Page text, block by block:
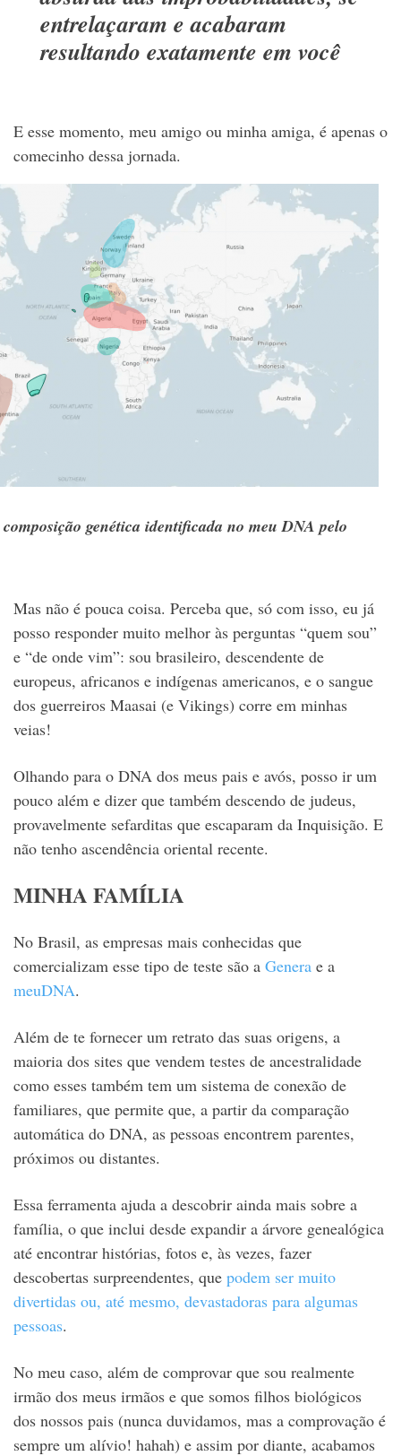
entrelaçaram e acabaram
resultando exatamente em você
E esse momento, meu amigo ou minha amiga, é apenas o
comecinho dessa jornada.
genética identificada no meu DNA pelo
Mas não é pouca coisa. Perceba que, só com isso, eu já
posso responder muito melhor às perguntas “quem sou”
e “de onde vim”: sou brasileiro, descendente de
europeus, africanos e indígenas americanos, e o sangue
dos guerreiros Maasai (e Vikings) corre em minhas
veias!
Olhando para o DNA dos meus pais e avós, posso ir um
pouco além e dizer que também descendo de judeus,
provavelmente sefarditas que escaparam da Inquisição. E
não tenho ascendência oriental recente.
MINHA FAMÍLIA
No Brasil, as empresas mais conhecidas que
comercializam esse tipo de teste são a Genera e a
meuDNA.
Além de te fornecer um retrato das suas origens, a
maioria dos sites que vendem testes de ancestralidade
como esses também tem um sistema de conexão de
familiares, que permite que, a partir da comparação
automática do DNA, as pessoas encontrem parentes,
próximos ou distantes.
Essa ferramenta ajuda a descobrir ainda mais sobre a
família, o que inclui desde expandir a árvore genealógica
até encontrar histórias, fotos e, às vezes, fazer
descobertas surpreendentes, que podem ser muito
divertidas ou, até mesmo, devastadoras para algumas
pessoas.
No meu caso, além de comprovar que sou realmente
irmão dos meus irmãos e que somos filhos biológicos
dos nossos pais (nunca duvidamos, mas a comprovação é
sempre um alívio! hahah) e assim por diante, acabamos